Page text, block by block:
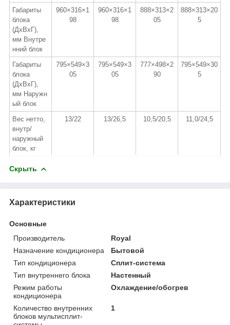
Габариты
блока
(ДхВхГ),
мм Внутре
нний блок
960×316×1
98
960×316×1
98
888×313×2
05
888×313×20
5
Габариты
блока
(ДхВхГ),
мм Наружн
ый блок
795×549×3
05
795×549×3
05
777×498×2
90
795×549×30
5
Вес нетто,
внутр/
наружный
блок, кг
13/22 13/26,5 10,5/20,5 11,0/24,5
Скрыть
Характеристики
Основные
Производитель
Royal
Назначение кондиционера
Бытовой
Тип кондиционера
Сплит-система
Тип внутреннего блока
Настенный
Режим работы
кондиционера
Охлаждение/обогрев
Количество внутренних
блоков мультисплит-
1